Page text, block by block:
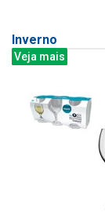
Inverno
Veja mais